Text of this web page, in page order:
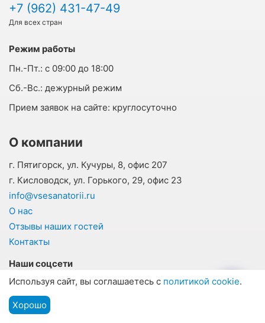
+7 (962) 431-47-49
Для всех стран
Режим работы
Пн.-Пт.: с 09:00 до 18:00
Cб.-Вс.: дежурный режим
Прием заявок на сайте: круглосуточно
О компании
г. Пятигорск, ул. Кучуры, 8, офис 207
г. Кисловодск, ул. Горького, 29, офис 23
info@vsesanatorii.ru
О нас
Отзывы наших гостей
Контакты
Наши соцсети
Меню
Используя сайт, вы соглашаетесь с политикой cookie.
Хорошо